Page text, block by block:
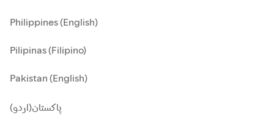
Philippines (English)
Pilipinas (Filipino)
Pakistan (English)
پاکستان(اردو)